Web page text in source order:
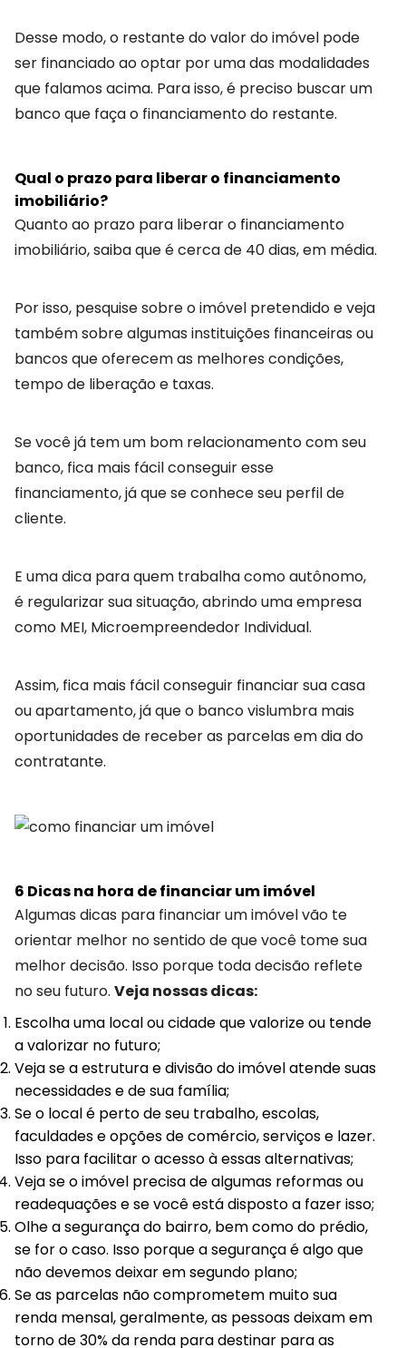
Desse modo, o restante do valor do imóvel pode
ser financiado ao optar por uma das modalidades
que falamos acima. Para isso, é preciso buscar um
banco que faça o financiamento do restante.
Qual o prazo para liberar o financiamento
imobiliário?
Quanto ao prazo para liberar o financiamento
imobiliário, saiba que é cerca de 40 dias, em média.
Por isso, pesquise sobre o imóvel pretendido e veja
também sobre algumas instituições financeiras ou
bancos que oferecem as melhores condições,
tempo de liberação e taxas.
Se você já tem um bom relacionamento com seu
banco, fica mais fácil conseguir esse
financiamento, já que se conhece seu perfil de
cliente.
E uma dica para quem trabalha como autônomo,
é regularizar sua situação, abrindo uma empresa
como MEI, Microempreendedor Individual.
Assim, fica mais fácil conseguir financiar sua casa
ou apartamento, já que o banco vislumbra mais
oportunidades de receber as parcelas em dia do
contratante.
6 Dicas na hora de financiar um imóvel
Algumas dicas para financiar um imóvel vão te
orientar melhor no sentido de que você tome sua
melhor decisão. Isso porque toda decisão reflete
no seu futuro. Veja nossas dicas:
Escolha uma local ou cidade que valorize ou tende
a valorizar no futuro;
Veja se a estrutura e divisão do imóvel atende suas
necessidades e de sua família;
Se o local é perto de seu trabalho, escolas,
faculdades e opções de comércio, serviços e lazer.
Isso para facilitar o acesso à essas alternativas;
Veja se o imóvel precisa de algumas reformas ou
readequações e se você está disposto a fazer isso;
Olhe a segurança do bairro, bem como do prédio,
se for o caso. Isso porque a segurança é algo que
não devemos deixar em segundo plano;
Se as parcelas não comprometem muito sua
renda mensal, geralmente, as pessoas deixam em
torno de 30% da renda para destinar para as